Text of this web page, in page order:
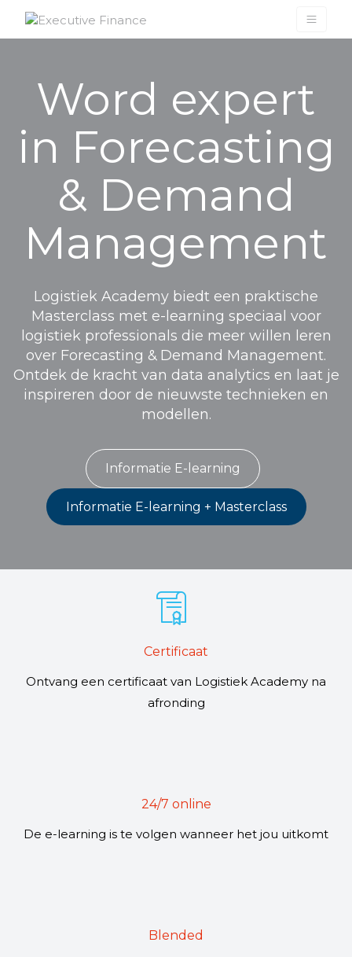
Naar hoofdinhoud
Word expert
in Forecasting
& Demand
Management
Logistiek Academy biedt een praktische
Masterclass met e-learning speciaal voor
logistiek professionals die meer willen leren
over Forecasting & Demand Management.
Ontdek de kracht van data analytics en laat je
inspireren door de nieuwste technieken en
modellen.
Informatie E-learning
Informatie E-learning + Masterclass
Certificaat
Ontvang een certificaat van Logistiek Academy na
afronding
24/7 online
De e-learning is te volgen wanneer het jou uitkomt
Blended